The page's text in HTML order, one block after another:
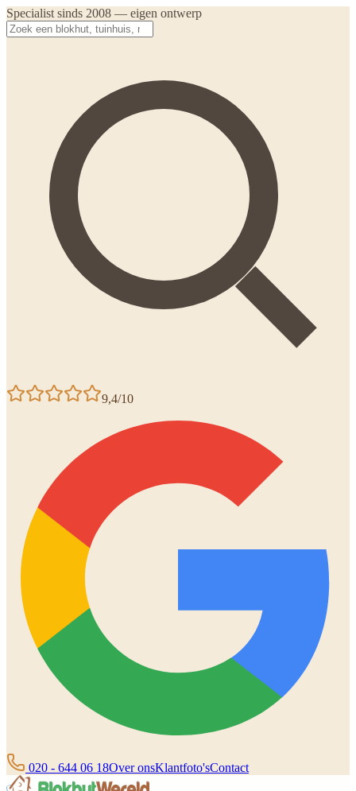
Specialist sinds 2008 — eigen ontwerp
9,4/10
020 - 644 06 18Over onsKlantfoto'sContact